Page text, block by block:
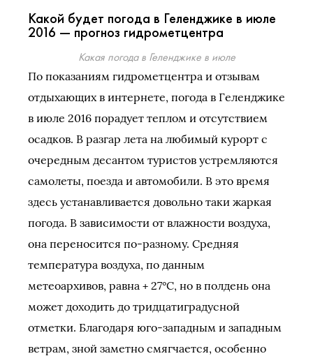
Какой будет погода в Геленджике в июле
2016 — прогноз гидрометцентра
Какая погода в Геленджике в июле
По показаниям гидрометцентра и отзывам
отдыхающих в интернете, погода в Геленджике
в июле 2016 порадует теплом и отсутствием
осадков. В разгар лета на любимый курорт с
очередным десантом туристов устремляются
самолеты, поезда и автомобили. В это время
здесь устанавливается довольно таки жаркая
погода. В зависимости от влажности воздуха,
она переносится по-разному. Средняя
температура воздуха, по данным
метеоархивов, равна + 27°C, но в полдень она
может доходить до тридцатиградусной
отметки. Благодаря юго-западным и западным
ветрам, зной заметно смягчается, особенно